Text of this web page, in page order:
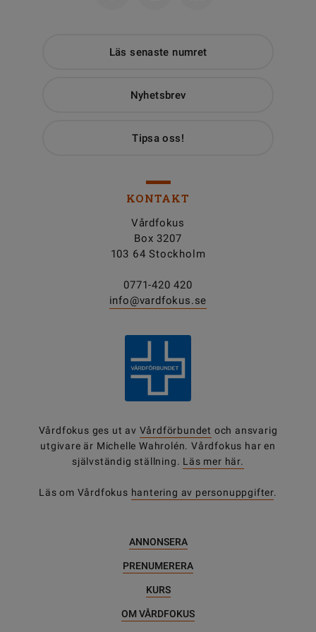
Läs senaste numret
Nyhetsbrev
Tipsa oss!
KONTAKT
Vårdfokus
Box 3207
103 64 Stockholm
0771-420 420
info@vardfokus.se
Vårdfokus ges ut av Vårdförbundet och ansvarig
utgivare är Michelle Wahrolén. Vårdfokus har en
självständig ställning. Läs mer här.
Läs om Vårdfokus hantering av personuppgifter.
ANNONSERA
PRENUMERERA
KURS
OM VÅRDFOKUS